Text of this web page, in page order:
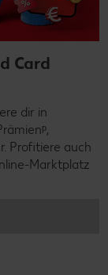
Card
dir in
Profitiere auch
Marktplatz